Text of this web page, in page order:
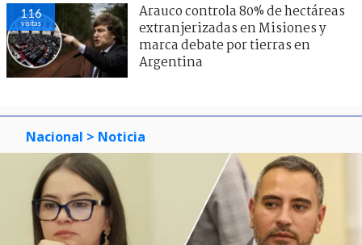
116
visitas
Arauco controla 80% de hectáreas
extranjerizadas en Misiones y
marca debate por tierras en
Argentina
Nacional > Noticia